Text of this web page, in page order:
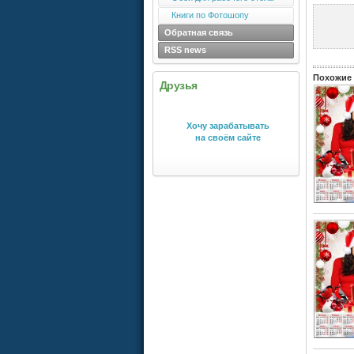
Книги по Фотошопу
Обратная связь
RSS news
Друзья
Хочу зарабатывать
на своём сайте
Похожие